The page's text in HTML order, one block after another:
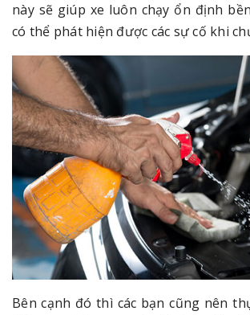
này sẽ giúp xe luôn chạy ổn định
có thể phát hiện được các sự cố khi
Bên cạnh đó thì các bạn cũng nên